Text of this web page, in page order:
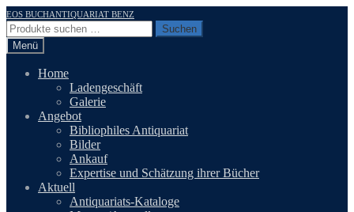
Zur
Navigation
springen
Zum
Inhalt
springen
EOS BUCHANTIQUARIAT BENZ
Suchen
nach:
Suchen
Menü
Home
Ladengeschäft
Galerie
Angebot
Bibliophiles Antiquariat
Bilder
Ankauf
Expertise und Schätzung ihrer Bücher
Aktuell
Antiquariats-Kataloge